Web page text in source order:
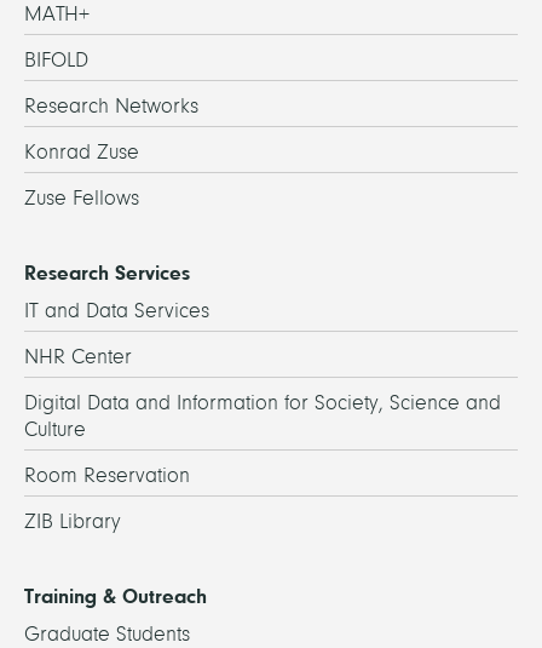
MATH+
BIFOLD
Research Networks
Konrad Zuse
Zuse Fellows
Research Services
IT and Data Services
NHR Center
Digital Data and Information for Society, Science and
Culture
Room Reservation
ZIB Library
Training & Outreach
Graduate Students